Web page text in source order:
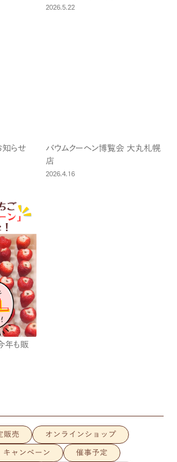
2026.5.22
らせ
バウムクーヘン博覧会 大丸札幌
店
2026.4.16
年も販
販売 オンラインショップ
キャンペーン 催事予定